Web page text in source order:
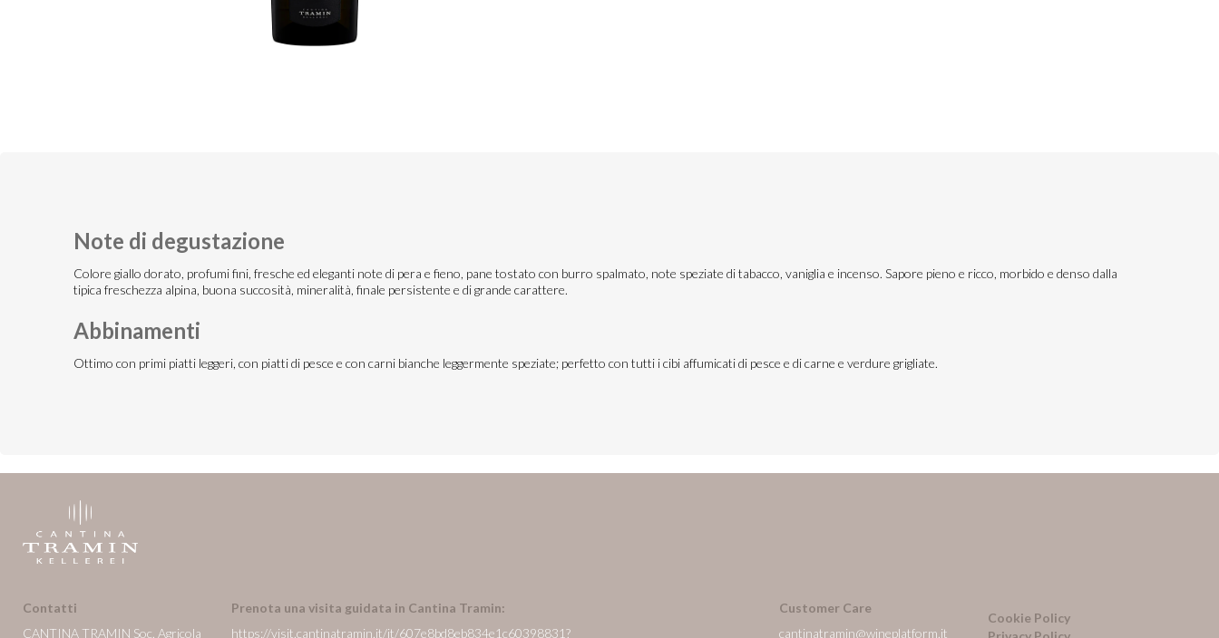
Note di degustazione
Colore giallo dorato, profumi fini, fresche ed eleganti note di pera e fieno, pane tostato con burro spalmato, note speziate di tabacco, vaniglia e incenso. Sapore pieno e ricco, morbido e denso dalla
tipica freschezza alpina, buona succosità, mineralità, finale persistente e di grande carattere.
Abbinamenti
Ottimo con primi piatti leggeri, con piatti di pesce e con carni bianche leggermente speziate; perfetto con tutti i cibi affumicati di pesce e di carne e verdure grigliate.
Contatti
CANTINA TRAMIN Soc. Agricola
Prenota una visita guidata in Cantina Tramin:
https://visit.cantinatramin.it/it/607e8bd8eb834e1c60398831?
Customer Care
cantinatramin@wineplatform.it
Cookie Policy